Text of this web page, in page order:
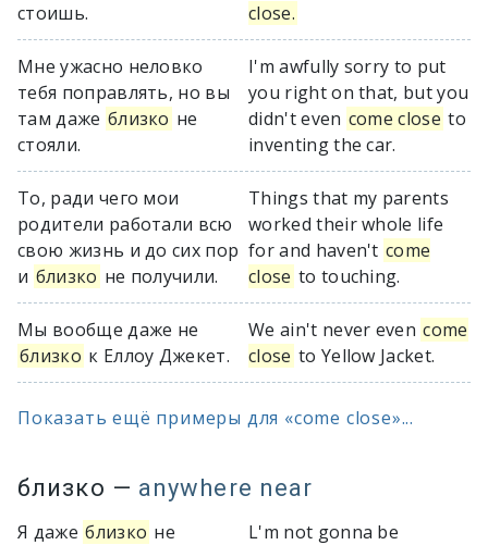
стоишь.
close.
Мне ужасно неловко
тебя поправлять, но вы
там даже близко не
стояли.
I'm awfully sorry to put
you right on that, but you
didn't even come close to
inventing the car.
То, ради чего мои
родители работали всю
свою жизнь и до сих пор
и близко не получили.
Things that my parents
worked their whole life
for and haven't come
close to touching.
Мы вообще даже не
близко к Еллоу Джекет.
We ain't never even come
close to Yellow Jacket.
Показать ещё примеры для «come close»...
близко — anywhere near
Я даже близко не
L'm not gonna be